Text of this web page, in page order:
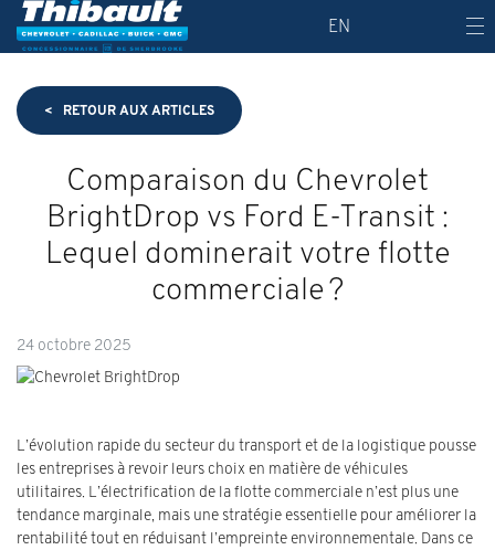
EN
< RETOUR AUX ARTICLES
Comparaison du Chevrolet
BrightDrop vs Ford E-Transit :
Lequel dominerait votre flotte
commerciale ?
24 octobre 2025
L’évolution rapide du secteur du transport et de la logistique pousse
les entreprises à revoir leurs choix en matière de véhicules
utilitaires. L’électrification de la flotte commerciale n’est plus une
tendance marginale, mais une stratégie essentielle pour améliorer la
rentabilité tout en réduisant l’empreinte environnementale. Dans ce